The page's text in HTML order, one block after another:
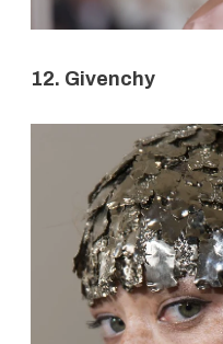
12. Givenchy